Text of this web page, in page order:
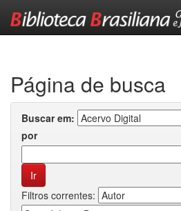
Página de busca
Buscar em:
por
Filtros correntes: